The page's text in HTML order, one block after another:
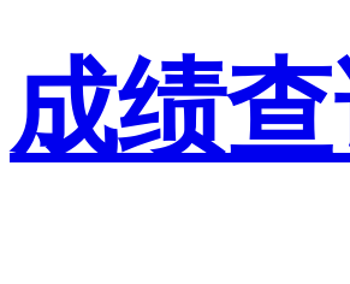
成绩